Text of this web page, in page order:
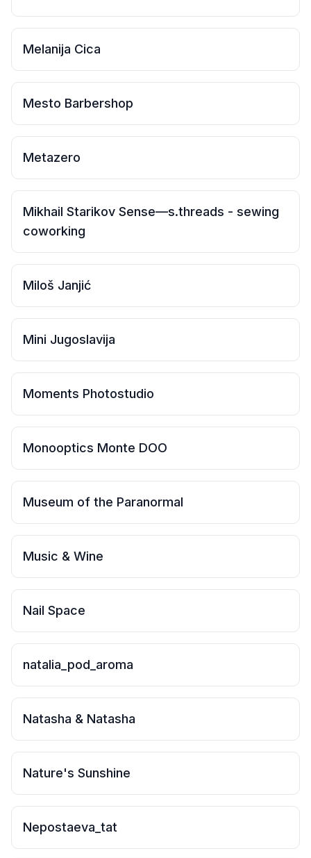
первую тренировку ‼️ ❓ Вопросы? Обратитесь к
Melanija Cica
Mesto Barbershop
Metazero
Mikhail Starikov Sense—s.threads - sewing
coworking
Miloš Janjić
Mini Jugoslavija
Moments Photostudio
Monooptics Monte DOO
Museum of the Paranormal
Music & Wine
Nail Space
natalia_pod_aroma
Natasha & Natasha
Nature's Sunshine
Nepostaeva_tat